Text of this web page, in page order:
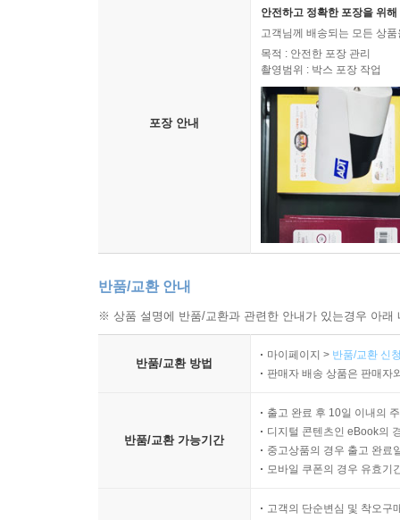
포장 안내
안전하고 정확한 포장을 위
고객님께 배송되는 모든 상
목적 : 안전한 포장 관리
촬영범위 : 박스 포장 작업
반품/교환 안내
※ 상품 설명에 반품/교환과 관련한 안내가 있는경우 아
반품/교환 방법
마이페이지 > 반품/교환 신
판매자 배송 상품은 판매자
반품/교환 가능기간
출고 완료 후 10일 이내의
디지털 콘텐츠인 eBook의
중고상품의 경우 출고 완료
모바일 쿠폰의 경우 유효기
고객의 단순변심 및 착오구